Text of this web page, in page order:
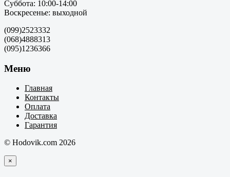
Суббота: 10:00-14:00
Воскресенье: выходной
(099)2523332
(068)4888313
(095)1236366
Меню
Главная
Контакты
Оплата
Доставка
Гарантия
© Hodovik.com 2026
×